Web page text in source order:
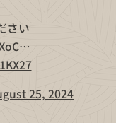
い🥳
…
25, 2024